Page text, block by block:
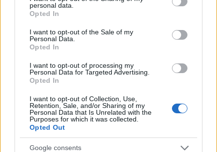
grant or deny consent to Google and its third-party tags to
use your data for below specified purposes in below Google
consent section.
personal data.
Opted In
I want to opt-out of the Sale of my
Personal Data.
Opted In
I want to opt-out of processing my
Personal Data for Targeted Advertising.
Opted In
I want to opt-out of Collection, Use,
Retention, Sale, and/or Sharing of my
Personal Data that Is Unrelated with the
Purposes for which it was collected.
Opted Out
Google consents
és a lehető legteljesebb termékpalettát
működtet, és csoportszinten mintegy
másfélmillió ügyfélnek kínál pénzügyi
szolgáltatásokat.
A magyar gazdaság működését több mint
2700 milliárd forintnyi kihelyezett hitel- és